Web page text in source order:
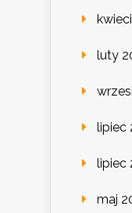
luty
lipiec
lipiec
maj